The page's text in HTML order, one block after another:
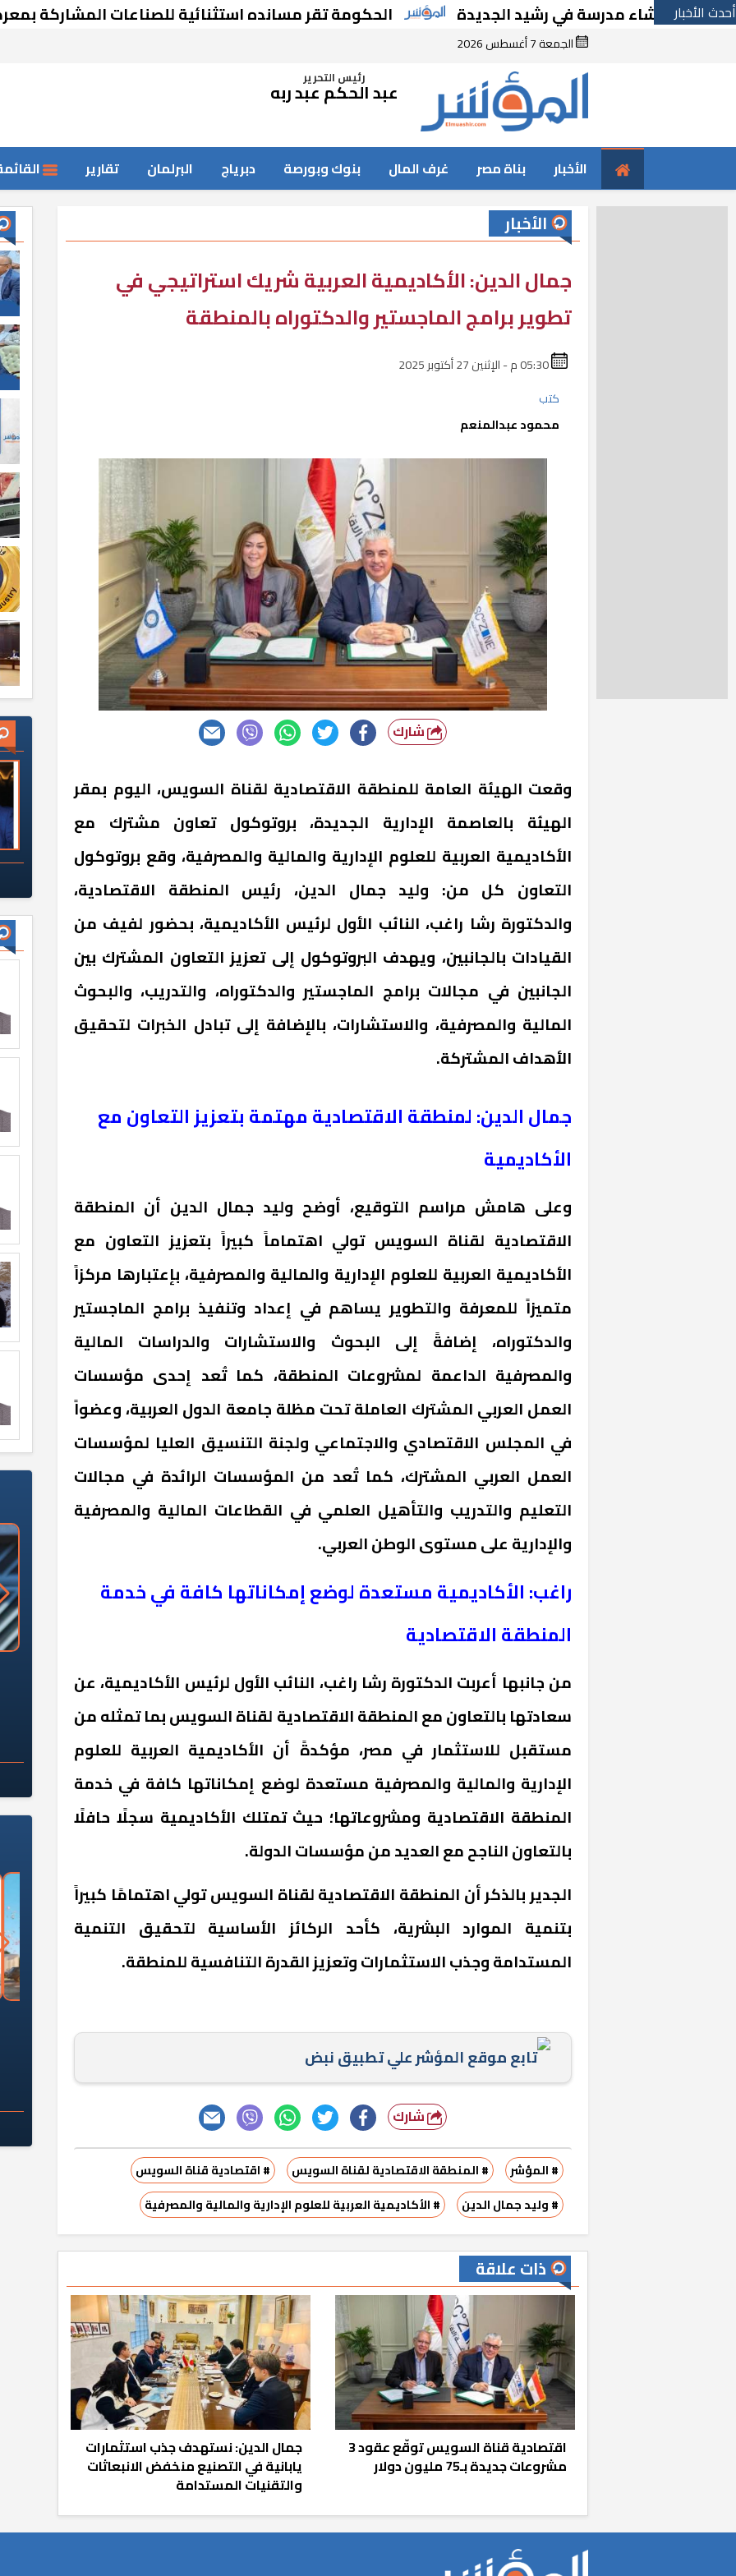
أحدث الأخبار
بإنشاء مدرسة في رشيد الجديدة الحكومة تقر مسانده استثنائية للصناعات المشاركة بمعرض
الجمعة 7 أغسطس 2026
رئيس التحرير
عبد الحكم عبد ربه
الأخبار بناة مصر غرف المال بنوك وبورصة دبرياج البرلمان تقارير
الأخبار
جمال الدين: الأكاديمية العربية شريك استراتيجي في
تطوير برامج الماجستير والدكتوراه بالمنطقة
كتب
محمود عبدالمنعم
شارك
وقعت الهيئة العامة للمنطقة الاقتصادية لقناة السويس، اليوم بمقر
الهيئة بالعاصمة الإدارية الجديدة، بروتوكول تعاون مشترك مع
الأكاديمية العربية للعلوم الإدارية والمالية والمصرفية، وقع بروتوكول
التعاون كل من: وليد جمال الدين، رئيس المنطقة الاقتصادية،
والدكتورة رشا راغب، النائب الأول لرئيس الأكاديمية، بحضور لفيف من
القيادات بالجانبين، ويهدف البروتوكول إلى تعزيز التعاون المشترك بين
الجانبين في مجالات برامج الماجستير والدكتوراه، والتدريب، والبحوث
المالية والمصرفية، والاستشارات، بالإضافة إلى تبادل الخبرات لتحقيق
الأهداف المشتركة.
جمال الدين: لمنطقة الاقتصادية مهتمة بتعزيز التعاون مع
الأكاديمية
وعلى هامش مراسم التوقيع، أوضح وليد جمال الدين أن المنطقة
الاقتصادية لقناة السويس تولي اهتماماً كبيراً بتعزيز التعاون مع
الأكاديمية العربية للعلوم الإدارية والمالية والمصرفية، بإعتبارها مركزاً
متميزاً للمعرفة والتطوير يساهم في إعداد وتنفيذ برامج الماجستير
والدكتوراه، إضافةً إلى البحوث والاستشارات والدراسات المالية
والمصرفية الداعمة لمشروعات المنطقة، كما تُعد إحدى مؤسسات
العمل العربي المشترك العاملة تحت مظلة جامعة الدول العربية، وعضواً
في المجلس الاقتصادي والاجتماعي ولجنة التنسيق العليا لمؤسسات
العمل العربي المشترك، كما تُعد من المؤسسات الرائدة في مجالات
التعليم والتدريب والتأهيل العلمي في القطاعات المالية والمصرفية
والإدارية على مستوى الوطن العربي.
راغب: الأكاديمية مستعدة لوضع إمكاناتها كافة في خدمة
المنطقة الاقتصادية
من جانبها أعربت الدكتورة رشا راغب، النائب الأول لرئيس الأكاديمية، عن
سعادتها بالتعاون مع المنطقة الاقتصادية لقناة السويس بما تمثله من
مستقبل للاستثمار في مصر، مؤكدةً أن الأكاديمية العربية للعلوم
الإدارية والمالية والمصرفية مستعدة لوضع إمكاناتها كافة في خدمة
المنطقة الاقتصادية ومشروعاتها؛ حيث تمتلك الأكاديمية سجلًا حافلًا
بالتعاون الناجح مع العديد من مؤسسات الدولة.
الجدير بالذكر أن المنطقة الاقتصادية لقناة السويس تولي اهتمامًا كبيراً
بتنمية الموارد البشرية، كأحد الركائز الأساسية لتحقيق التنمية
المستدامة وجذب الاستثمارات وتعزيز القدرة التنافسية للمنطقة.
تابع موقع المؤشر علي تطبيق نبض
شارك
# المؤشر # المنطقة الاقتصادية لقناة السويس
# اقتصادية قناة السويس
# وليد جمال الدين
# الأكاديمية العربية للعلوم الإدارية والمالية والمصرفية
ذات علاقة
اقتصادية قناة السويس توقّع عقود 3
مشروعات جديدة بـ75 مليون دولار
جمال الدين: نستهدف جذب استثمارات
يابانية في التصنيع منخفض الانبعاثات
والتقنيات المستدامة
«وزارة الآثار»: العُثور على 10 توابيت
خشبية بفناء مقبرة "باكي" غذائية في أسبوع
كان اختيار خريج معهد العاشر من
رمضان وزيرًا للإسكان قرارًا صائبًا؟
تعليمات الرئيس السيسي؟